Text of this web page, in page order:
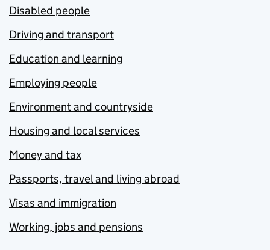
Disabled people
Driving and transport
Education and learning
Employing people
Environment and countryside
Housing and local services
Money and tax
Passports, travel and living abroad
Visas and immigration
Working, jobs and pensions